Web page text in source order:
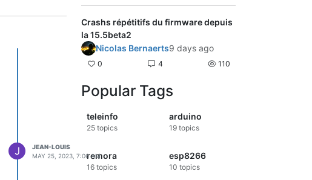
J
JEAN-LOUIS
MAY 25, 2023, 7:06 AM
Crashs répétitifs du firmware depuis
la 15.5beta2
Nicolas Bernaerts9 days ago
0 4 110
Popular Tags
teleinfo
25 topics
arduino
19topics
remora
16 topics
esp8266
10 topics